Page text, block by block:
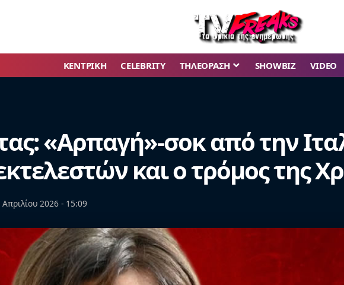
ΚΕΝΤΡΙΚΗ CELEBRITY ΤΗΛΕΟΡΑΣΗ SHOWBIZ VIDEO
«Αρπαγή»-σοκ από την
και ο τρόμος της
2026 - 15:09